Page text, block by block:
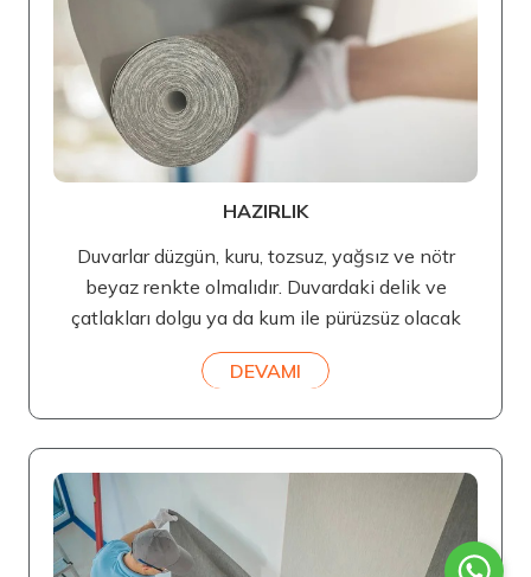
HAZIRLIK
Duvarlar düzgün, kuru, tozsuz, yağsız ve nötr
beyaz renkte olmalıdır. Duvardaki delik ve
çatlakları dolgu ya da kum ile pürüzsüz olacak
DEVAMI